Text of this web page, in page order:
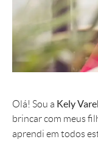
Olá! Sou a Kely
brincar com meus
aprendi em todos